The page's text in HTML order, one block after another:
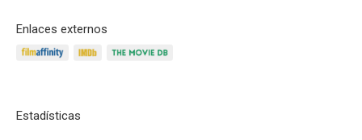
Enlaces externos
Estadísticas